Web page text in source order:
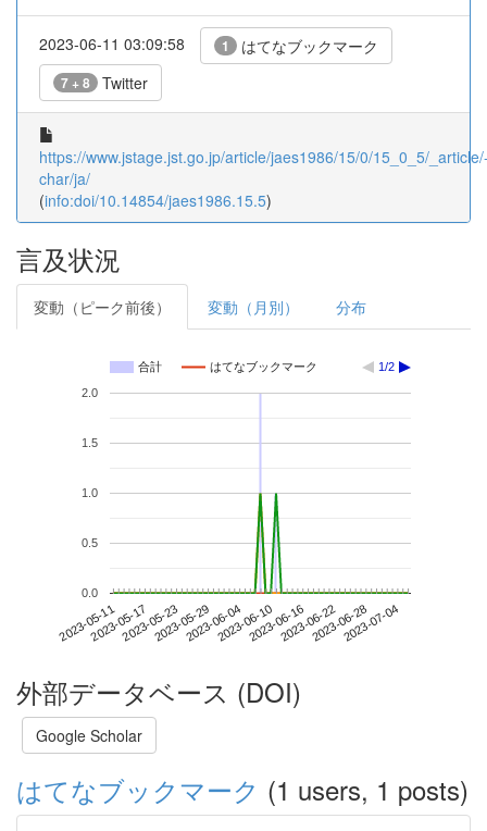
2023-06-11 03:09:58 1 はてなブックマーク
7 + 8 Twitter
https://www.jstage.jst.go.jp/article/jaes1986/15/0/15_0_5/
char/ja/
(info:doi/10.14854/jaes1986.15.5)
言及状況
変動（ピーク前後） 変動（月別） 分布
合計 はてなブックマーク 1/2
2023-05-112023-05-172023-05-232023-05-292023-06-042023-06-102023-06-162023-06-222023-06-282023-07-04
0.0
0.5
1.0
1.5
2.0
外部データベース (DOI)
Google Scholar
はてなブックマーク (1 users, 1 posts)